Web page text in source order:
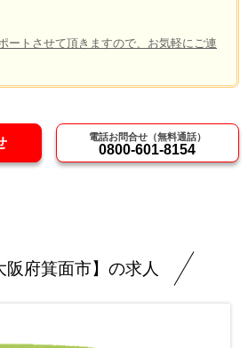
ートさせて頂きますので、お気軽にご連
電話お問合せ（無料通話）
0800-601-8154
阪府箕面市】の求人